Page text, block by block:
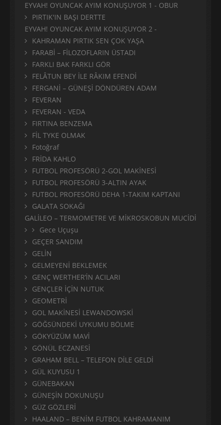
EYVAH! OYUNCAK AYIM KONUŞUYOR 1 - OBUR
PIRTIK'IN BAŞI DERTTE
EYVAH! OYUNCAK AYIM KONUŞUYOR 2 -
KAHRAMAN PIRTIK SEN ÇOK YAŞA
FARABİ – FİLOZOFLARIN ÜSTADI
FARKLI BAK FARKLI GÖR
FELÂTUN BEY İLE RÂKIM EFENDİ
FERGANİ – GÜNEŞİ DÖNDÜREN ADAM
FEVERAN
FEVERAN - VEDA
FIRTINA BENZEMA
FİL TYKE OLMAK
Fotoğraf
FRİDA KAHLO
FUTBOL PROFESÖRÜ 2-GOL MAKİNESİ
FUTBOL PROFESÖRÜ 3-ALTIN AYAK
FUTBOL PROFESÖRÜ DEHA 1-TAKIM KAPTANI
GALATA SOKAĞI
GALİLEO – TERMOMETRE VE MİKROSKOBUN MUCİDİ
Gece Uçuşu
GEÇER SANDIM
GELİN
GELMEYENİ BEKLEMEK
GENÇ WERTHER’İN ACILARI
GENÇLER İÇİN NUTUK
GEOMETRİ
GOL MAKİNESİ LEWANDOWSKİ
GÖĞSÜNDEKİ UYKUMU BÖLME
GÖKYÜZÜM MAVİ
GÖNÜL ECZANESİ
GRAHAM BELL – TELEFON DİLE GELDİ
GÜL KUYUSU 1
GÜNEBAKAN
GÜNEŞİN DOKUNUŞU
GÜZ GÖZLERİ
HAALAND – BENİM FUTBOL KAHRAMANIM